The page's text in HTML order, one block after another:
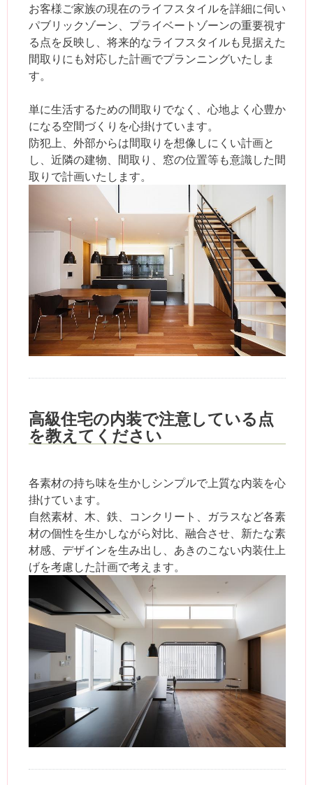
お客様ご家族の現在のライフスタイルを詳細に伺い
パブリックゾーン、プライベートゾーンの重要視す
る点を反映し、将来的なライフスタイルも見据えた
間取りにも対応した計画でプランニングいたしま
す。
単に生活するための間取りでなく、心地よく心豊か
になる空間づくりを心掛けています。
防犯上、外部からは間取りを想像しにくい計画と
し、近隣の建物、間取り、窓の位置等も意識した間
取りで計画いたします。
高級住宅の内装で注意している点
を教えてください
各素材の持ち味を生かしシンプルで上質な内装を心
掛けています。
自然素材、木、鉄、コンクリート、ガラスなど各素
材の個性を生かしながら対比、融合させ、新たな素
材感、デザインを生み出し、あきのこない内装仕上
げを考慮した計画で考えます。